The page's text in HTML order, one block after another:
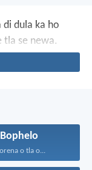
di dula ka ho
tla se newa.
Bophelo
o tla o...